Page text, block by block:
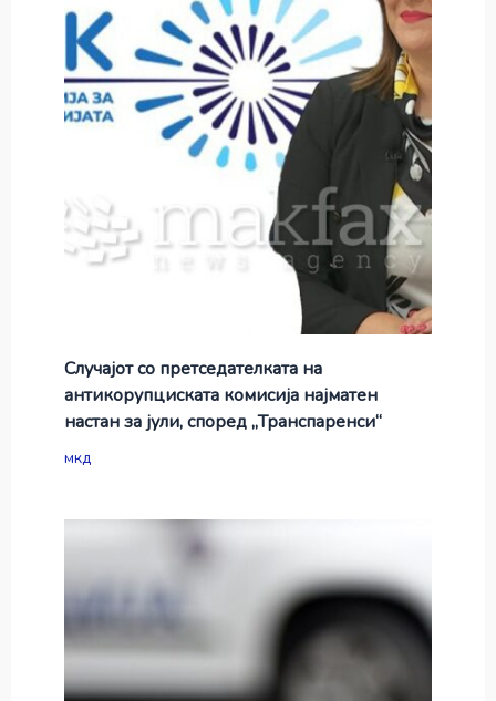
Случајот со претседателката на
антикорупциската комисија најматен
настан за јули, според „Транспаренси“
мкд